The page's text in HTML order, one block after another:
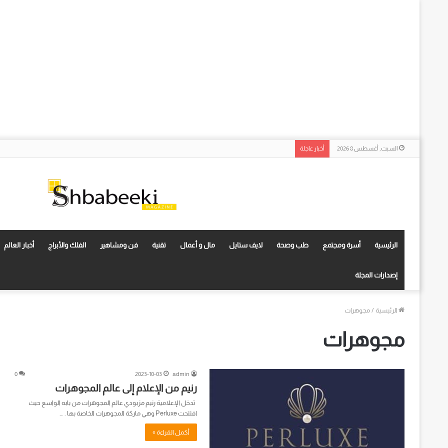
السبت, أغسطس 8 2026 أخبار عاجلة
الرئيسية أسرة ومجتمع طب وصحة لايف ستايل مال و أعمال تقنية فن ومشاهير الفلك والأبراج أخبار العالم
إصدارات المجلة
الرئيسية / مجوهرات
مجوهرات
admin
2023-10-03
0
رنيم من الإعلام إلى عالم المجوهرات
تدخل الإعلامية رنيم مزبودي عالم المجوهرات من بابه الواسع حيث
افتتحت Perluxe وهي ماركة المجوهرات الخاصة بها . …
أكمل القراءة »